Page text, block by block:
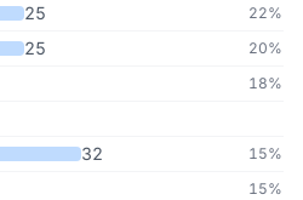
25 22%
25 20%
18%
32 15%
15%